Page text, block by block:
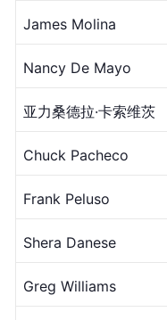
James Molina
Nancy De Mayo
亚力桑德拉·卡索维茨
Chuck Pacheco
Frank Peluso
Shera Danese
Greg Williams